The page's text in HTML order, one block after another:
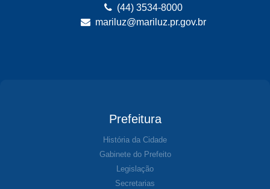
(44) 3534-8000
mariluz@mariluz.pr.gov.br
Prefeitura
História da Cidade
Gabinete do Prefeito
Legislação
Secretarias